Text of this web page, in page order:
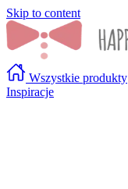
Skip to content
Wszystkie produkty
Inspiracje